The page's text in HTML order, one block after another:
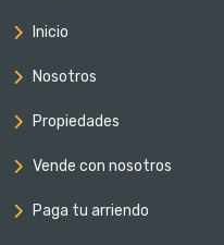
Inicio
Nosotros
Propiedades
Vende con nosotros
Paga tu arriendo